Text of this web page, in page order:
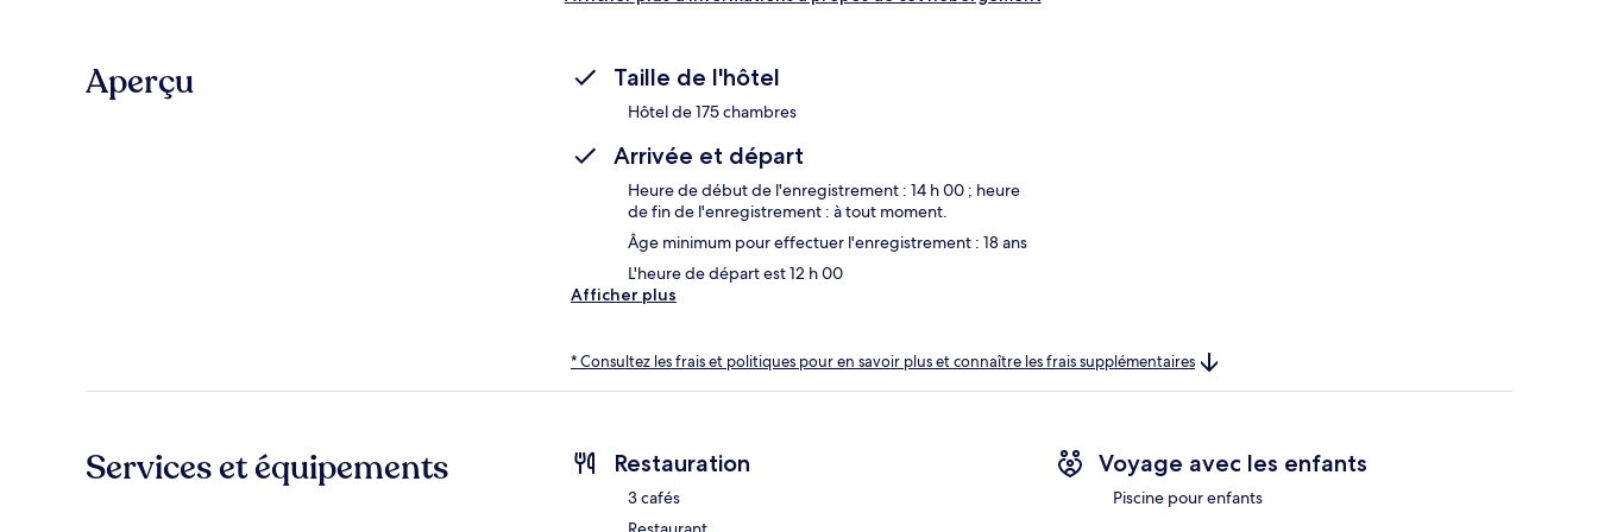
Aperçu Taille de l'hôtel
Hôtel de 175 chambres
Arrivée et départ
Heure de début de l'enregistrement : 14 h 00 ; heure
de fin de l'enregistrement : à tout moment.
Âge minimum pour effectuer l'enregistrement : 18 ans
L'heure de départ est 12 h 00
Afficher plus
* Consultez les frais et politiques pour en savoir plus et connaître les frais supplémentaires
Services et équipements Restauration
3 cafés
Voyage avec les enfants
Piscine pour enfants